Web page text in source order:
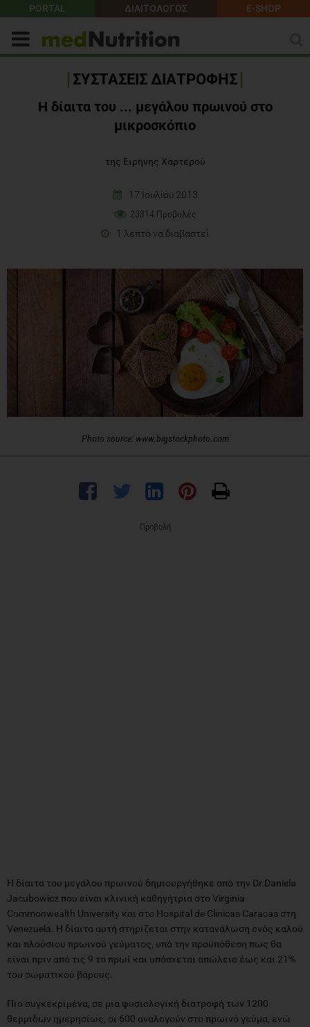
PORTAL ΔΙΑΙΤΟΛΟΓΟΣ E-SHOP
ΣΥΣΤΑΣΕΙΣ ΔΙΑΤΡΟΦΗΣ
Η δίαιτα του ... μεγάλου πρωινού στο
μικροσκόπιο
της Ειρήνης Χαρτερού
17 Ιουλίου 2013
23814 Προβολές
1 λεπτό να διαβαστεί
Photo source: www.bigstockphoto.com
Προβολή
Η δίαιτα του μεγάλου πρωινού δημιουργήθηκε από την Dr.Daniela
Jacubowicz που είναι κλινική καθηγήτρια στο Virginia
Commonwealth University και στο Hospital de Clinicas Caracas στη
Venezuela. Η δίαιτα αυτή στηρίζεται στην κατανάλωση ενός καλού
και πλούσιου πρωινού γεύματος, υπό την προϋπόθεση πως θα
είναι πριν από τις 9 το πρωί και υπόσχεται απώλεια έως και 21%
του σωματικού βάρους.
Πιο συγκεκριμένα, σε μια φυσιολογική διατροφή των 1200
θερμίδων ημερησίως, οι 600 αναλογούν στο πρωινό γεύμα, ενώ